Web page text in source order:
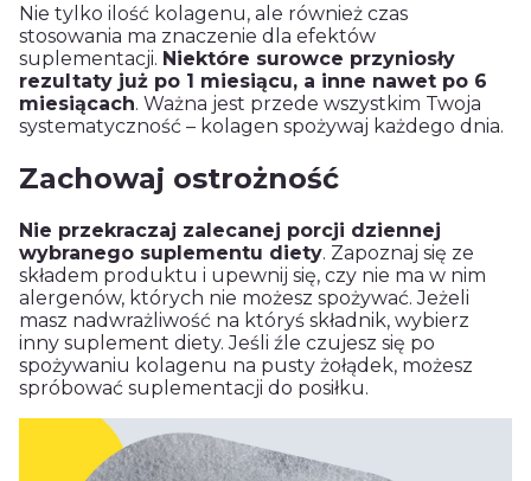
Nie tylko ilość kolagenu, ale również czas
stosowania ma znaczenie dla efektów
suplementacji. Niektóre surowce przyniosły
rezultaty już po 1 miesiącu, a inne nawet po 6
miesiącach. Ważna jest przede wszystkim Twoja
systematyczność – kolagen spożywaj każdego dnia.
Zachowaj ostrożność
Nie przekraczaj zalecanej porcji dziennej
wybranego suplementu diety. Zapoznaj się ze
składem produktu i upewnij się, czy nie ma w nim
alergenów, których nie możesz spożywać. Jeżeli
masz nadwrażliwość na któryś składnik, wybierz
inny suplement diety. Jeśli źle czujesz się po
spożywaniu kolagenu na pusty żołądek, możesz
spróbować suplementacji do posiłku.